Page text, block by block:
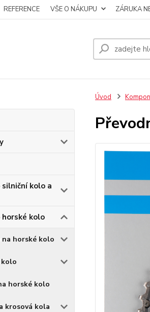
REFERENCE VŠE O NÁKUPU ZÁRUKA
kolo a
kolo
na horské kolo
kolo
horské kolo
krosová kola
Úvod